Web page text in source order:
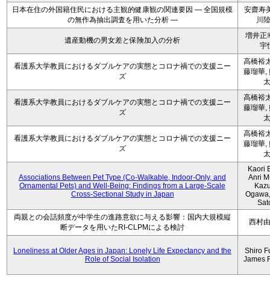
日本在住の外国籍住民における主観的健康観の関連要因 ― 全国規模
の無作為抽出調査を用いた分析 ―
安齋寿
川
遺産動機の男女差と保険加入の分析
増井正
宇
看護系大学教員におけるダブルケアの実態とコロナ禍での支援ニー
ズ
高橋裕
藤瑠華,
太
看護系大学教員におけるダブルケアの実態とコロナ禍での支援ニー
ズ
高橋裕
藤瑠華,
太
看護系大学教員におけるダブルケアの実態とコロナ禍での支援ニー
ズ
高橋裕
藤瑠華,
太
Associations Between Pet Type (Co-Walkable, Indoor-Only, and
Ornamental Pets) and Well-Being: Findings from a Large-Scale
Cross-Sectional Study in Japan
Kaori
Anri
両親との会話頻度が中学生の進路意欲に与える影響：国内大規模縦
断データを用いたRI-CLPMによる検討
西村
Loneliness at Older Ages in Japan: Lonely Life Expectancy and the
Role of Social Isolation
Shiro
James